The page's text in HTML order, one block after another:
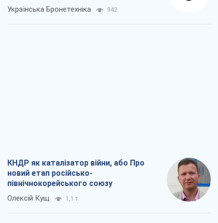
Українська Бронетехніка 942
КНДР як каталізатор війни, або Про
новий етап російсько-
північнокорейського союзу
Олексій Кущ 1,1 т.